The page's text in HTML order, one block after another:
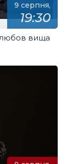
9 серпня,
19:30
любов вища